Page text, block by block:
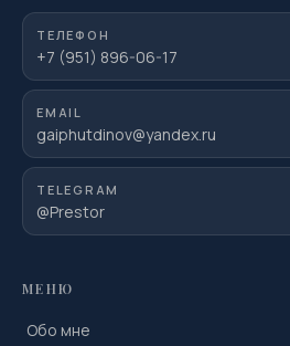
ТЕЛЕФОН
+7 (951) 896-06-17
EMAIL
gaiphutdinov@yandex.ru
TELEGRAM
@Prestor
МЕНЮ
Обо мне